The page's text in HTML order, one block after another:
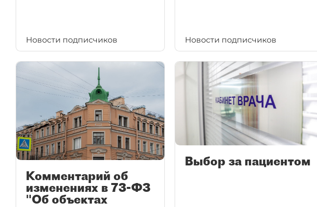
Новости подписчиков Новости подписчиков
Комментарий об
изменениях в 73-ФЗ
"Об объектах
Выбор за пациентом